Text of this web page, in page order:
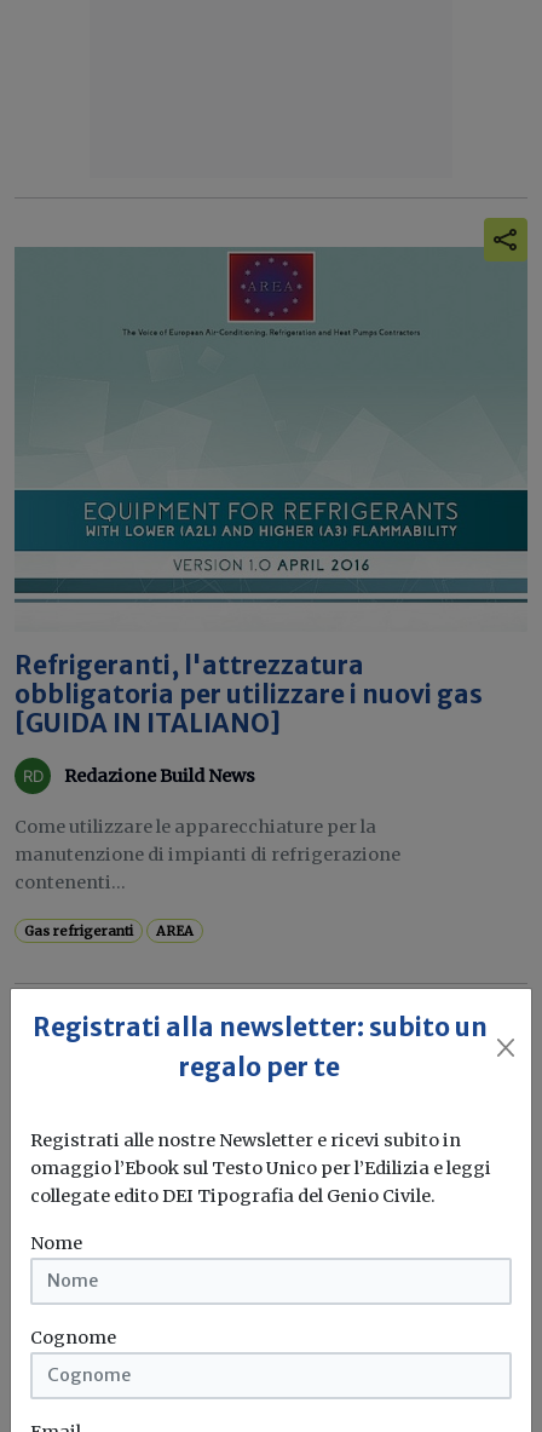
Refrigeranti, l'attrezzatura
obbligatoria per utilizzare i nuovi gas
[GUIDA IN ITALIANO]
Redazione Build News
Come utilizzare le apparecchiature per la
manutenzione di impianti di refrigerazione
contenenti...
Gas refrigeranti AREA
Registrati alla newsletter: subito un
regalo per te
Registrati alle nostre Newsletter e ricevi subito in
omaggio l’Ebook sul Testo Unico per l’Edilizia e leggi
collegate edito DEI Tipografia del Genio Civile.
Nome
Cognome